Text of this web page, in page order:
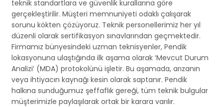
teknik standartlara ve güvenlik kurallarına göre
gerçekleştirilir. Müşteri memnuniyeti odaklı çalışarak
sorunu kökten çözüyoruz. Teknik personellerimiz her yıl
düzenli olarak sertifikasyon sınavlarından geçmektedir.
Firmamız bünyesindeki uzman teknisyenler, Pendik
lokasyonuna ulaştığında ilk aşama olarak ‘Mevcut Durum
Analizi’ (MDA) protokolünü işletir. Bu aşamada, arızanın
veya ihtiyacın kaynağı kesin olarak saptanır. Pendik
halkına sunduğumuz şeffaflık gereği, tüm teknik bulgular
müşterimizle paylaşılarak ortak bir karara varılır.